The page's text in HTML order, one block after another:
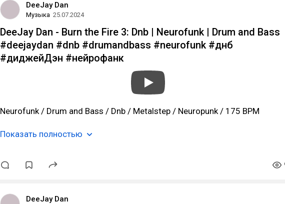
DeeJay Dan
Музыка 25.07.2024
DeeJay Dan - Burn the Fire 3: Dnb | Neurofunk | Drum and Bass
#deejaydan #dnb #drumandbass #neurofunk #днб
#диджейДэн #нейрофанк
Neurofunk / Drum and Bass / Dnb / Metalstep / Neuropunk / 175 BPM
Показать полностью
DeeJay Dan